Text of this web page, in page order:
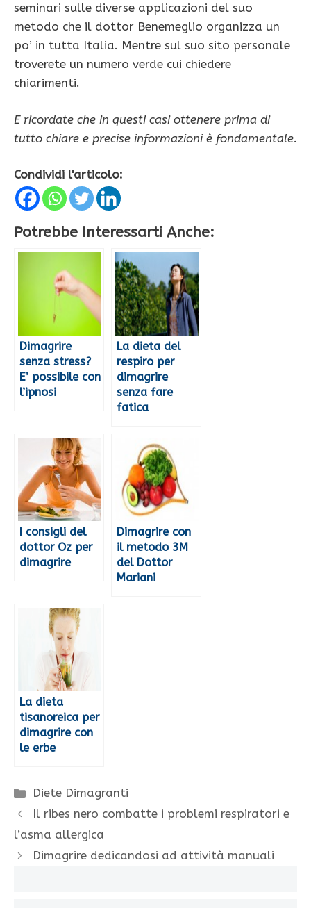
seminari sulle diverse applicazioni del suo
metodo che il dottor Benemeglio organizza un
po’ in tutta Italia. Mentre sul suo sito personale
troverete un numero verde cui chiedere
chiarimenti.
E ricordate che in questi casi ottenere prima di
tutto chiare e precise informazioni è fondamentale.
Condividi l'articolo:
Potrebbe Interessarti Anche:
Dimagrire
senza stress?
E’ possibile con
l’ipnosi
La dieta del
respiro per
dimagrire
senza fare
fatica
I consigli del
dottor Oz per
dimagrire
Dimagrire con
il metodo 3M
del Dottor
Mariani
La dieta
tisanoreica per
dimagrire con
le erbe
Categorie
Diete Dimagranti
Il ribes nero combatte i problemi respiratori e
l’asma allergica
Dimagrire dedicandosi ad attività manuali